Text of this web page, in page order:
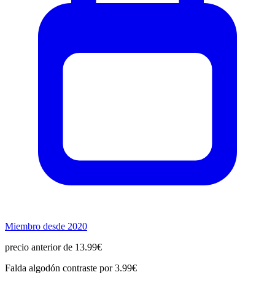
Miembro desde 2020
precio anterior de 13.99€
Falda algodón contraste por 3.99€